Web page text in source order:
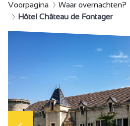
Voorpagina Waar overnachten?
Hôtel Château de Fontager